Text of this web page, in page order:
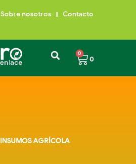
Sobre nosotros Contacto
0
0
INSUMOS AGRÍCOLA